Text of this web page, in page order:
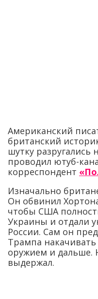
Американский
британский
шутку разругались
проводил ютуб-
корреспондент
Изначально
Он обвинил
чтобы США
Украины и отдали
России. Сам он
Трампа
оружием и дальше.
выдержал.